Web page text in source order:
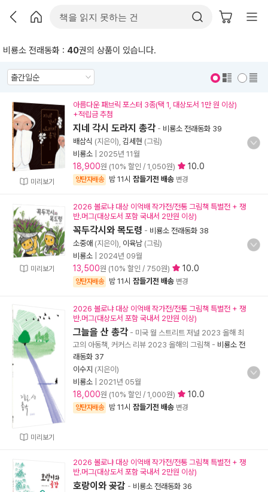
비룡소 전래동화 : 40권의 상품이 있습니다.
미리보기
아름다운 패브릭 포스터 3종(택 1, 대상도서 1만 원 이상)
+적립금 추첨
지네 각시 도라지 총각 - 비룡소 전래동화 39
배삼식 (지은이), 김세현 (그림)
비룡소
2025년 11월
18,900원 (10% 할인 / 1,050원) 10.0
양탄자배송 밤 11시 잠들기전 배송 변경
미리보기
2026 볼로냐 대상 이억배 작가전/전통 그림책 특별전 + 쟁
반.머그(대상도서 포함 국내서 2만원 이상)
꼭두각시와 목도령 - 비룡소 전래동화 38
소중애 (지은이), 이육남 (그림)
비룡소
2024년 09월
13,500원 (10% 할인 / 750원) 10.0
양탄자배송 밤 11시 잠들기전 배송 변경
미리보기
2026 볼로냐 대상 이억배 작가전/전통 그림책 특별전 + 쟁
반.머그(대상도서 포함 국내서 2만원 이상)
그늘을 산 총각 - 미국 월 스트리트 저널 2023 올해 최
고의 아동책, 커커스 리뷰 2023 올해의 그림책 - 비룡소 전
래동화 37
이수지 (지은이)
비룡소
2021년 05월
18,000원 (10% 할인 / 1,000원) 10.0
양탄자배송 밤 11시 잠들기전 배송 변경
2026 볼로냐 대상 이억배 작가전/전통 그림책 특별전 + 쟁
반.머그(대상도서 포함 국내서 2만원 이상)
호랑이와 곶감 - 비룡소 전래동화 36